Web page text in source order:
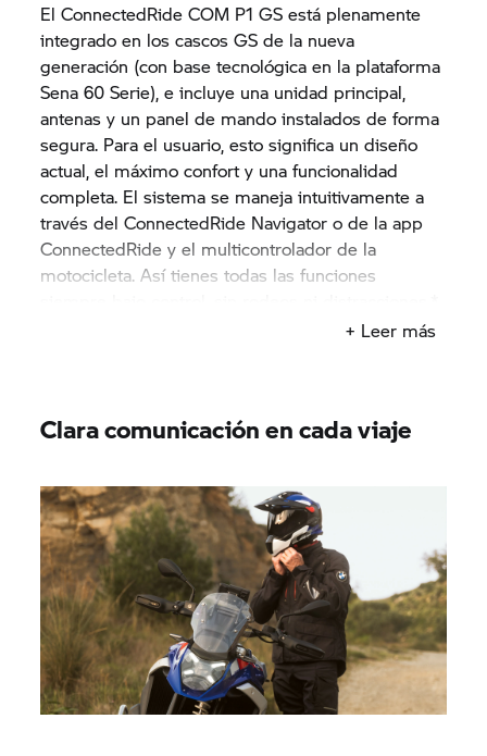
El ConnectedRide COM P1 GS está plenamente
integrado en los cascos GS de la nueva
generación (con base tecnológica en la plataforma
Sena 60 Serie), e incluye una unidad principal,
antenas y un panel de mando instalados de forma
segura. Para el usuario, esto significa un diseño
actual, el máximo confort y una funcionalidad
completa. El sistema se maneja intuitivamente a
través del ConnectedRide Navigator o de la app
ConnectedRide y el multicontrolador de la
motocicleta. Así tienes todas las funciones
+ Leer más
Clara comunicación en cada viaje